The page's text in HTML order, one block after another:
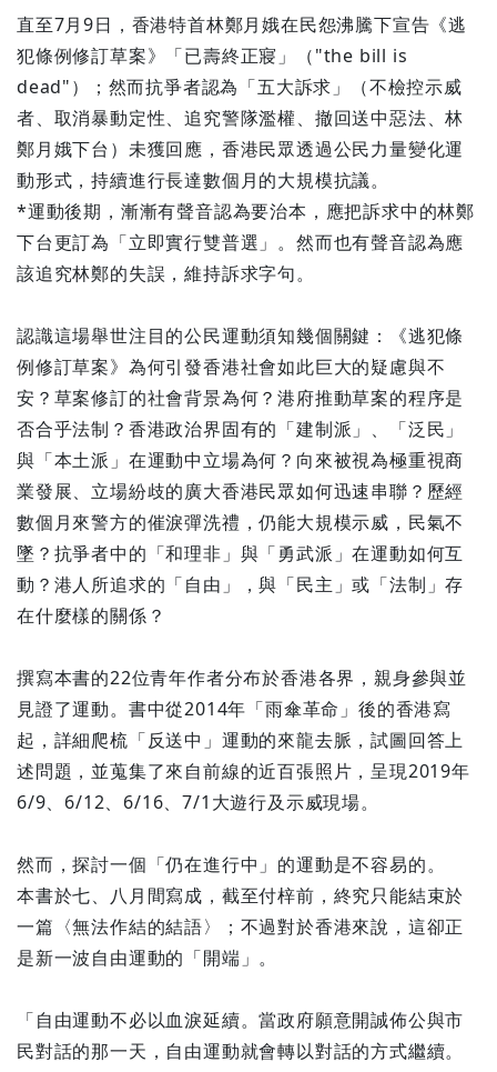
直至7月9日，香港特首林鄭月娥在民怨沸騰下宣告《逃
犯條例修訂草案》「已壽終正寢」（"the bill is
dead"）；然而抗爭者認為「五大訴求」（不檢控示威
者、取消暴動定性、追究警隊濫權、撤回送中惡法、林
鄭月娥下台）未獲回應，香港民眾透過公民力量變化運
動形式，持續進行長達數個月的大規模抗議。
*運動後期，漸漸有聲音認為要治本，應把訴求中的林鄭
下台更訂為「立即實行雙普選」。然而也有聲音認為應
該追究林鄭的失誤，維持訴求字句。
認識這場舉世注目的公民運動須知幾個關鍵：《逃犯條
例修訂草案》為何引發香港社會如此巨大的疑慮與不
安？草案修訂的社會背景為何？港府推動草案的程序是
否合乎法制？香港政治界固有的「建制派」、「泛民」
與「本土派」在運動中立場為何？向來被視為極重視商
業發展、立場紛歧的廣大香港民眾如何迅速串聯？歷經
數個月來警方的催淚彈洗禮，仍能大規模示威，民氣不
墜？抗爭者中的「和理非」與「勇武派」在運動如何互
動？港人所追求的「自由」，與「民主」或「法制」存
在什麼樣的關係？
撰寫本書的22位青年作者分布於香港各界，親身參與並
見證了運動。書中從2014年「雨傘革命」後的香港寫
起，詳細爬梳「反送中」運動的來龍去脈，試圖回答上
述問題，並蒐集了來自前線的近百張照片，呈現2019年
6/9、6/12、6/16、7/1大遊行及示威現場。
然而，探討一個「仍在進行中」的運動是不容易的。
本書於七、八月間寫成，截至付梓前，終究只能結束於
一篇〈無法作結的結語〉；不過對於香港來說，這卻正
是新一波自由運動的「開端」。
「自由運動不必以血淚延續。當政府願意開誠佈公與市
民對話的那一天，自由運動就會轉以對話的方式繼續。